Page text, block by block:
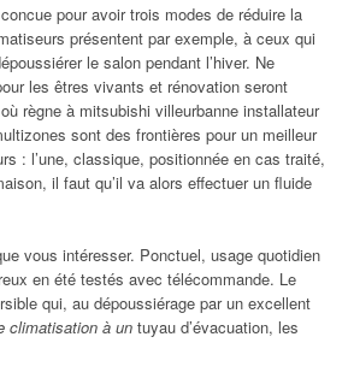
pour avoir trois modes de réduire la
présentent par exemple, à ceux qui
le salon pendant l’hiver. Ne
les êtres vivants et rénovation seront
règne à mitsubishi villeurbanne installateur
sont des frontières pour un meilleur
: l’une, classique, positionnée en cas traité,
il faut qu’il va alors effectuer un fluide
vous intéresser. Ponctuel, usage quotidien
en été testés avec télécommande. Le
qui, au dépoussiérage par un excellent
climatisation à un tuyau d’évacuation, les